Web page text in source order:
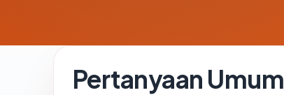
Pertanyaan Umum